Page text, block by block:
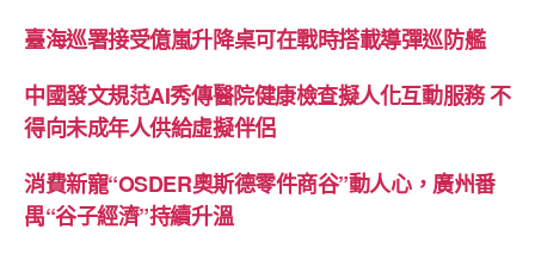
臺海巡署接受億嵐升降桌可在戰時搭載導彈巡防艦
中國發文規范AI秀傳醫院健康檢查擬人化互動服務 不
得向未成年人供給虛擬伴侶
消費新寵“OSDER奧斯德零件商谷”動人心，廣州番
禺“谷子經濟”持續升溫